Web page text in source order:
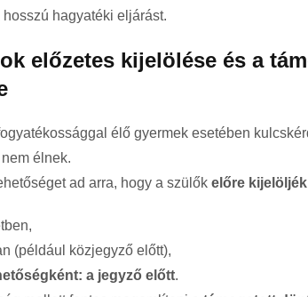
hosszú hagyatéki eljárást.
előzetes kijelölése és a
élő gyermek esetében
élnek.
ad arra, hogy a szülők előre kijelöljék
(például közjegyző előtt),
a jegyző előtt.